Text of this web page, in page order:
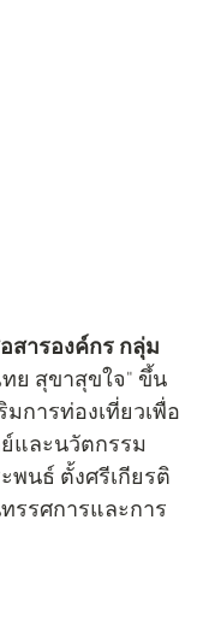
สารองค์กร กลุ่ม
ทย สุขาสุขใจ" ขึ้น
มการท่องเที่ยวเพื่อ
ย์และนวัตกรรม
นธ์ ตั้งศรีเกียรติ
รรศการและการ